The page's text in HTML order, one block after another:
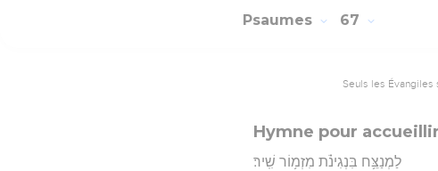
Psaumes 67
Seuls les Évangiles
Hymne pour
לַמְנַצֵּ֥ח בִּנְגִינֹ֗ת מִזְמ֥וֹר שִֽׁיר׃